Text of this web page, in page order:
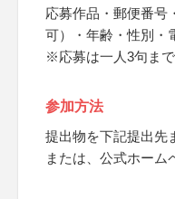
応募作品・郵便番号
可）・年齢・性別・
※応募は一人3句まで
参加方法
提出物を下記提出先
または、公式ホーム